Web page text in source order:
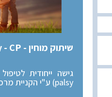
שיתוק מוחין - Cerebral Palsy - CP
palsy) ע"י הקניית מרכיבי תנועה איכותיים ופונקציונאליים.